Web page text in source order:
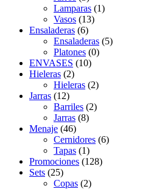
Lamparas (1)
Vasos (13)
Ensaladeras (6)
Ensaladeras (5)
Platones (0)
ENVASES (10)
Hieleras (2)
Hieleras (2)
Jarras (12)
Barriles (2)
Jarras (8)
Menaje (46)
Cernidores (6)
Tapas (1)
Promociones (128)
Sets (25)
Copas (2)